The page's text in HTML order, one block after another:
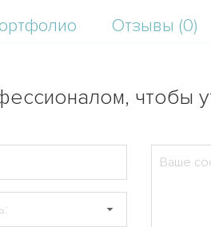
Отзывы (0)
чтобы